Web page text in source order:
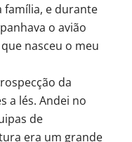
família, e durante
o avião
nasceu o meu
da
a lés. Andei no
de
era um grande